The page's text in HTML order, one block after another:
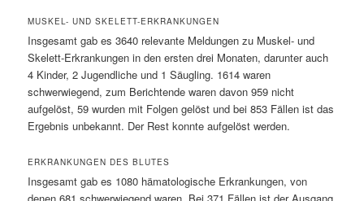
MUSKEL- UND SKELETT-ERKRANKUNGEN
Insgesamt gab es 3640 relevante Meldungen zu Muskel- und
Skelett-Erkrankungen in den ersten drei Monaten, darunter auch
4 Kinder, 2 Jugendliche und 1 Säugling. 1614 waren
schwerwiegend, zum Berichtende waren davon 959 nicht
aufgelöst, 59 wurden mit Folgen gelöst und bei 853 Fällen ist das
Ergebnis unbekannt. Der Rest konnte aufgelöst werden.
ERKRANKUNGEN DES BLUTES
Insgesamt gab es 1080 hämatologische Erkrankungen, von